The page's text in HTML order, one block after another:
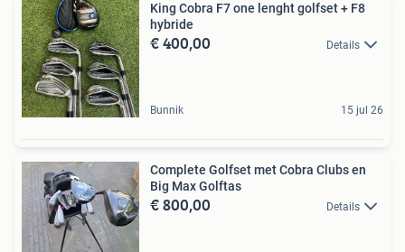
King Cobra F7 one lenght golfset + F8
hybride
€ 400,00 Details
Bunnik 15 jul 26
Complete Golfset met Cobra Clubs en
Big Max Golftas
€ 800,00 Details